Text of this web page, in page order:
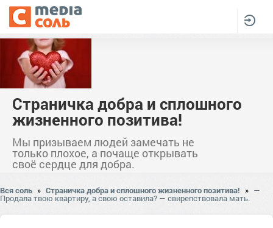
Страничка добра и сплошного
жизненного позитива!
Мы призываем людей замечать не
только плохое, а почаще открывать
своё сердце для добра.
Вся соль » Страничка добра и сплошного жизненного позитива! » —
Продала твою квартиру, а свою оставила? — свирепствовала мать.